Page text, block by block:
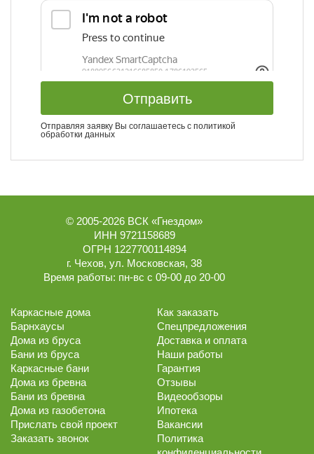
Отправить
Отправляя заявку Вы соглашаетесь с политикой
обработки данных
© 2005-2026 ВСК «Гнездом»
ИНН 9721158689
ОГРН 1227700114894
г. Чехов, ул. Московская, 38
Время работы: пн-вс с 09-00 до 20-00
Каркасные дома
Барнхаусы
Дома из бруса
Бани из бруса
Каркасные бани
Дома из бревна
Бани из бревна
Дома из газобетона
Прислать свой проект
Заказать звонок
Как заказать
Спецпредложения
Доставка и оплата
Наши работы
Гарантия
Отзывы
Видеообзоры
Ипотека
Вакансии
Политика